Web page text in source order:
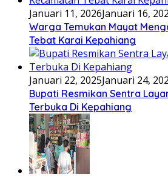
Januari 11, 2026Januari 16,
Warga Temukan Mayat
Tebat Karai Kepahiang
Januari 22, 2025Januari 24,
Bupati Resmikan Sentra
Terbuka Di Kepahiang